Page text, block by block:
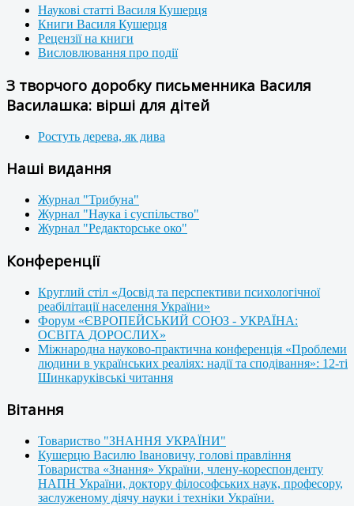
Наукові статті Василя Кушерця
Книги Василя Кушерця
Рецензії на книги
Висловлювання про події
З творчого доробку письменника Василя
Василашка: вірші для дітей
Ростуть дерева, як дива
Наші видання
Журнал "Трибуна"
Журнал "Наука і суспільство"
Журнал "Редакторське око"
Конференції
Круглий стіл «Досвід та перспективи психологічної
реабілітації населення України»
Форум «ЄВРОПЕЙСЬКИЙ СОЮЗ - УКРАЇНА:
ОСВІТА ДОРОСЛИХ»
Міжнародна науково-практична конференція «Проблеми
людини в українських реаліях: надії та сподівання»: 12-ті
Шинкаруківські читання
Вітання
Товариство "ЗНАННЯ УКРАЇНИ"
Кушерцю Василю Івановичу, голові правління
Товариства «Знання» України, члену-кореспонденту
НАПН України, доктору філософських наук, професору,
заслуженому діячу науки і техніки України.